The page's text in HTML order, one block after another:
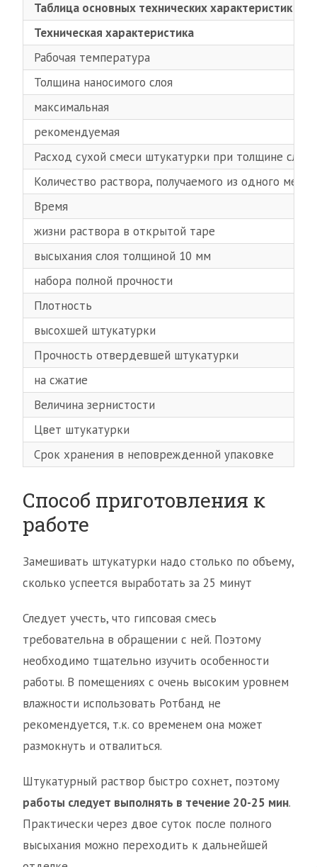
Таблица основных технических характеристик
Техническая характеристика
Рабочая температура
Толщина наносимого слоя
максимальная
рекомендуемая
Расход сухой смеси штукатурки при толщине слоя
Количество раствора, получаемого из одного
Время
жизни раствора в открытой таре
высыхания слоя толщиной 10 мм
набора полной прочности
Плотность
высохшей штукатурки
Прочность отвердевшей штукатурки
на сжатие
Величина зернистости
Цвет штукатурки
Срок хранения в неповрежденной упаковке
Способ приготовления к
работе
Замешивать штукатурки надо столько по объему,
сколько успеется выработать за 25 минут
Следует учесть, что гипсовая смесь
требовательна в обращении с ней. Поэтому
необходимо тщательно изучить особенности
работы. В помещениях с очень высоким уровнем
влажности использовать Ротбанд не
рекомендуется, т.к. со временем она может
размокнуть и отвалиться.
Штукатурный раствор быстро сохнет, поэтому
работы следует выполнять в течение 20-25 мин.
Практически через двое суток после полного
высыхания можно переходить к дальнейшей